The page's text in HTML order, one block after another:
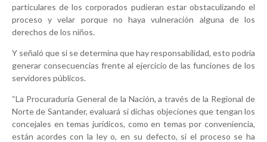
particulares de los corporados pudieran estar obstaculizando el
proceso y velar porque no haya vulneración alguna de los
derechos de los niños.
Y señaló que si se determina que hay responsabilidad, esto podría
generar consecuencias frente al ejercicio de las funciones de los
servidores públicos.
“La Procuraduría General de la Nación, a través de la Regional de
Norte de Santander, evaluará si dichas objeciones que tengan los
concejales en temas jurídicos, como en temas por conveniencia,
están acordes con la ley o, en su defecto, si el proceso se ha